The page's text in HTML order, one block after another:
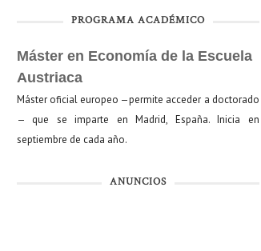
PROGRAMA ACADÉMICO
Máster en Economía de la Escuela
Austriaca
Máster oficial europeo —permite acceder a doctorado
— que se imparte en Madrid, España. Inicia en
septiembre de cada año.
ANUNCIOS